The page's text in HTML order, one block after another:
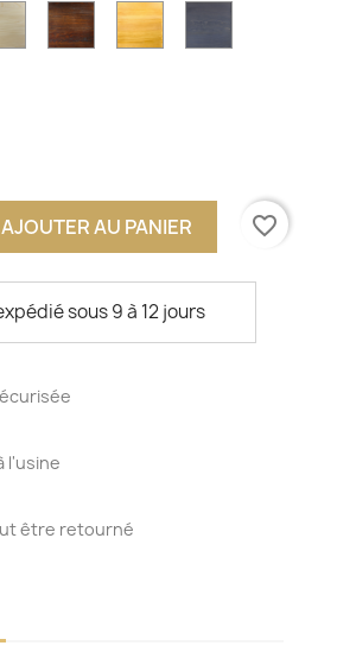
Non
traité
Noyer Aulne
AJOUTER AU PANIER favorite_border
sous 9 à 12 jours
l'usine
être retourné